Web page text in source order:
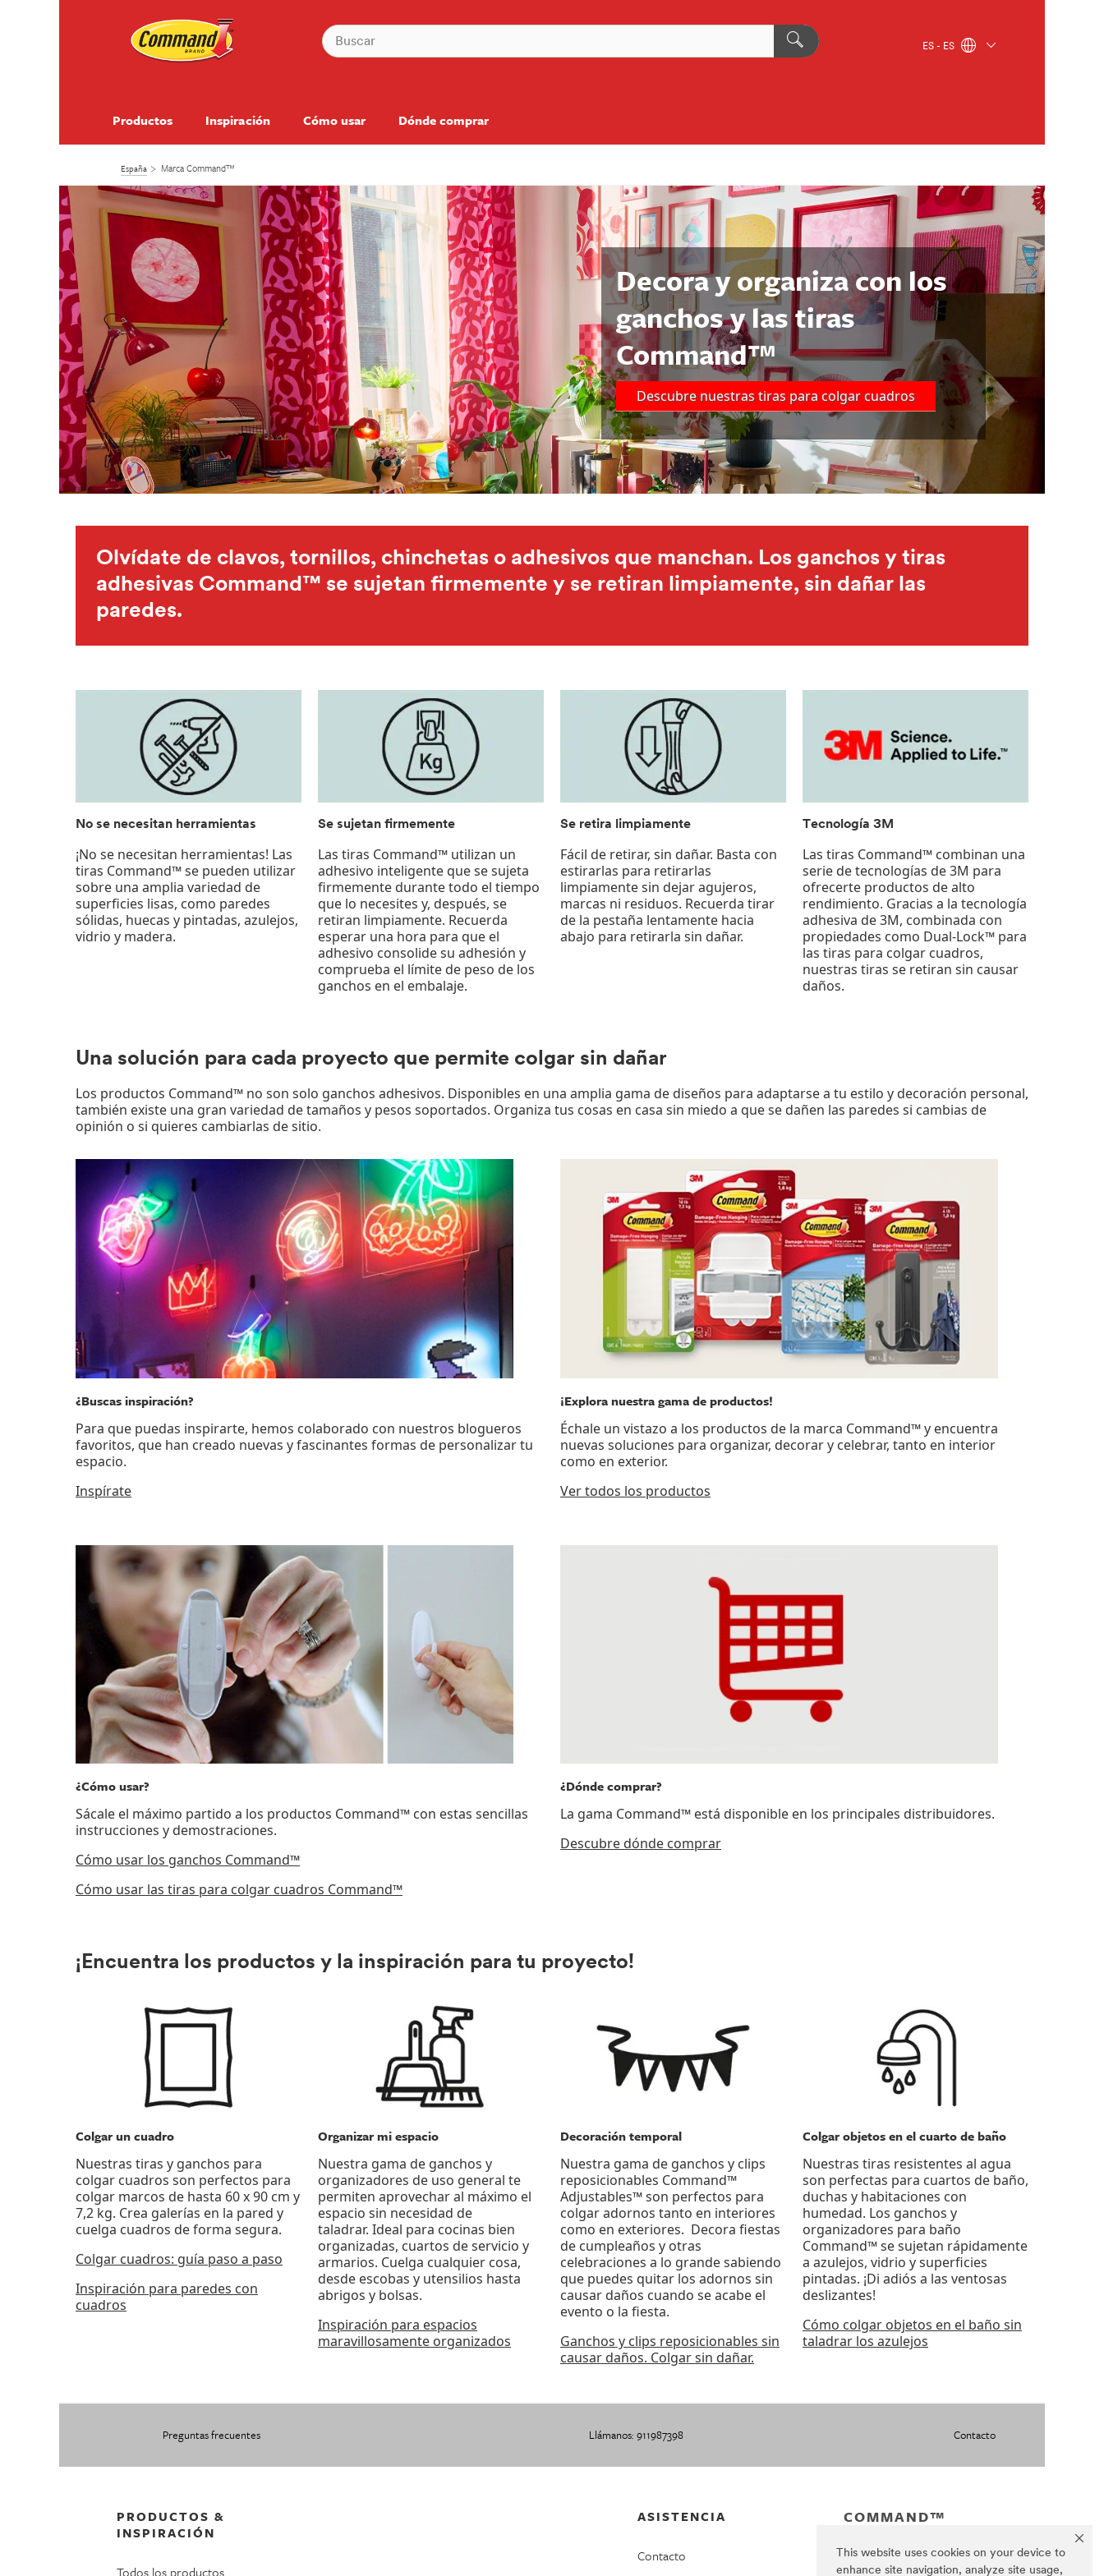
This website uses cookies on your device to
enhance site navigation, analyze site usage,
ES - ES
Productos Inspiración Cómo usar Dónde comprar
España Marca Command™
Decora y organiza con los
ganchos y las tiras
Command™
Descubre nuestras tiras para colgar cuadros
Olvídate de clavos, tornillos, chinchetas o adhesivos que manchan. Los ganchos y tiras
adhesivas Command™ se sujetan firmemente y se retiran limpiamente, sin dañar las
paredes.
No se necesitan herramientas
¡No se necesitan herramientas! Las
tiras Command™ se pueden utilizar
sobre una amplia variedad de
superficies lisas, como paredes
sólidas, huecas y pintadas, azulejos,
vidrio y madera.
Se sujetan firmemente
Las tiras Command™ utilizan un
adhesivo inteligente que se sujeta
firmemente durante todo el tiempo
que lo necesites y, después, se
retiran limpiamente. Recuerda
esperar una hora para que el
adhesivo consolide su adhesión y
comprueba el límite de peso de los
ganchos en el embalaje.
Se retira limpiamente
Fácil de retirar, sin dañar. Basta con
estirarlas para retirarlas
limpiamente sin dejar agujeros,
marcas ni residuos. Recuerda tirar
de la pestaña lentamente hacia
abajo para retirarla sin dañar.
Tecnología 3M
Las tiras Command™ combinan una
serie de tecnologías de 3M para
ofrecerte productos de alto
rendimiento. Gracias a la tecnología
adhesiva de 3M, combinada con
propiedades como Dual-Lock™ para
las tiras para colgar cuadros,
nuestras tiras se retiran sin causar
daños.
Una solución para cada proyecto que permite colgar sin dañar
Los productos Command™ no son solo ganchos adhesivos. Disponibles en una amplia gama de diseños para adaptarse a tu estilo y decoración personal,
también existe una gran variedad de tamaños y pesos soportados. Organiza tus cosas en casa sin miedo a que se dañen las paredes si cambias de
opinión o si quieres cambiarlas de sitio.
¿Buscas inspiración?
Para que puedas inspirarte, hemos colaborado con nuestros blogueros
favoritos, que han creado nuevas y fascinantes formas de personalizar tu
espacio.
Inspírate
¡Explora nuestra gama de productos!
Échale un vistazo a los productos de la marca Command™ y encuentra
nuevas soluciones para organizar, decorar y celebrar, tanto en interior
como en exterior.
Ver todos los productos
¿Cómo usar?
Sácale el máximo partido a los productos Command™ con estas sencillas
instrucciones y demostraciones.
Cómo usar los ganchos Command™
Cómo usar las tiras para colgar cuadros Command™
¿Dónde comprar?
La gama Command™ está disponible en los principales distribuidores.
Descubre dónde comprar
¡Encuentra los productos y la inspiración para tu proyecto!
Colgar un cuadro
Nuestras tiras y ganchos para
colgar cuadros son perfectos para
colgar marcos de hasta 60 x 90 cm y
7,2 kg. Crea galerías en la pared y
cuelga cuadros de forma segura.
Colgar cuadros: guía paso a paso
Inspiración para paredes con
cuadros
Organizar mi espacio
Nuestra gama de ganchos y
organizadores de uso general te
permiten aprovechar al máximo el
espacio sin necesidad de
taladrar. Ideal para cocinas bien
organizadas, cuartos de servicio y
armarios. Cuelga cualquier cosa,
desde escobas y utensilios hasta
abrigos y bolsas.
Inspiración para espacios
maravillosamente organizados
Decoración temporal
Nuestra gama de ganchos y clips
reposicionables Command™
Adjustables™ son perfectos para
colgar adornos tanto en interiores
como en exteriores. Decora fiestas
de cumpleaños y otras
celebraciones a lo grande sabiendo
que puedes quitar los adornos sin
causar daños cuando se acabe el
evento o la fiesta.
Ganchos y clips reposicionables sin
causar daños. Colgar sin dañar.
Colgar objetos en el cuarto de baño
Nuestras tiras resistentes al agua
son perfectas para cuartos de baño,
duchas y habitaciones con
humedad. Los ganchos y
organizadores para baño
Command™ se sujetan rápidamente
a azulejos, vidrio y superficies
pintadas. ¡Di adiós a las ventosas
deslizantes!
Cómo colgar objetos en el baño sin
taladrar los azulejos
Preguntas frecuentes Llámanos: 911987398 Contacto
PRODUCTOS &
INSPIRACIÓN
Todos los productos
ASISTENCIA
Contacto
COMMAND™